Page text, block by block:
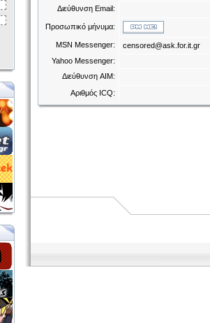
Διεύθυνση Email:
Προσωπικό μήνυμα:
MSN Messenger:
censored@ask.for.it.gr
Yahoo Messenger:
Διεύθυνση AIM:
Αριθμός ICQ: